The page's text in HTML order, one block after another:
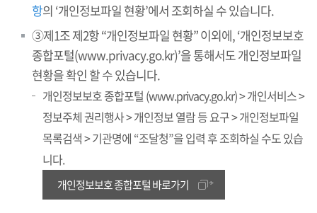
항의 ‘개인정보파일 현황’에서 조회하실 수 있습니다.
③제1조 제2항 “개인정보파일 현황” 이외에, ‘개인정보보호
종합포털(www.privacy.go.kr)’을 통해서도 개인정보파일
현황을 확인 할 수 있습니다.
개인정보보호 종합포털 (www.privacy.go.kr) > 개인서비스 >
정보주체 권리행사 > 개인정보 열람 등 요구 > 개인정보파일
목록검색 > 기관명에 “조달청”을 입력 후 조회하실 수도 있습
니다.
개인정보보호 종합포털 바로가기